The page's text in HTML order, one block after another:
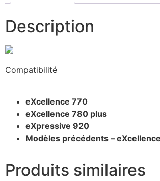
Description
Compatibilité
eXcellence 770
eXcellence 780 plus
eXpressive 920
Modèles précédents –
Produits similaires